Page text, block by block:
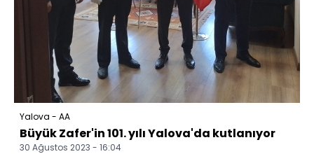
Yalova - AA
Büyük Zafer'in 101. yılı Yalova'da kutlanıyor
30 Ağustos 2023 - 16:04